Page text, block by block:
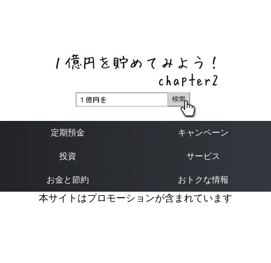
定期預金 キャンペーン
投資 サービス
お金と節約 おトクな情報
本サイトはプロモーションが含まれています